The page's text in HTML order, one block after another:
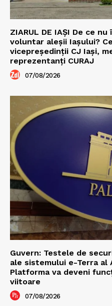
ZIARUL DE IAȘI De ce
voluntar aleșii Iașului?
vicepreședinții CJ Iași,
reprezentanți CURAJ
07/08/2026
Guvern: Testele de
ale sistemului e-Terra al
Platforma va deveni
viitoare
07/08/2026